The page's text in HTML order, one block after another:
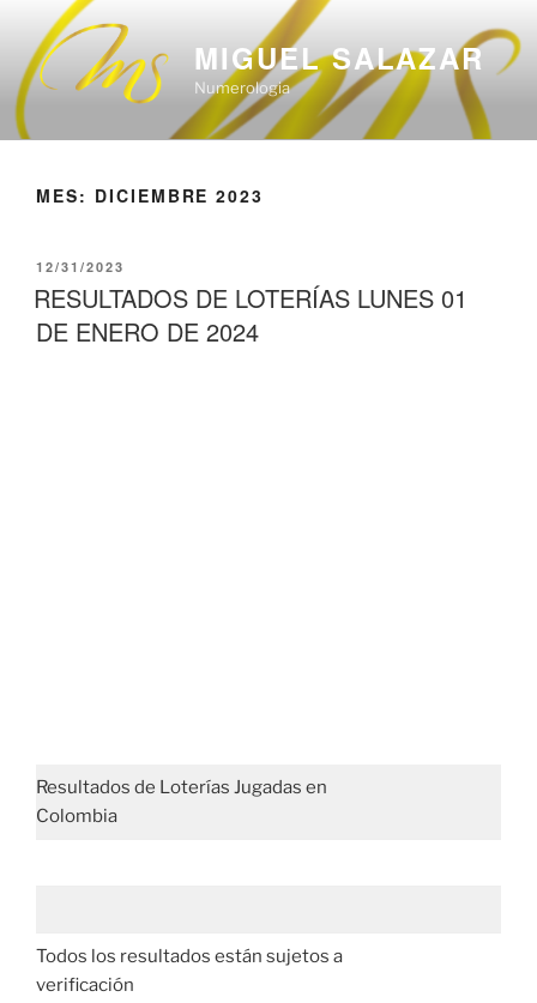
contenido
MIGUEL SALAZAR
Numerologia
MES: DICIEMBRE 2023
PUBLICADO
EL
12/31/2023
RESULTADOS DE LOTERÍAS LUNES 01
DE ENERO DE 2024
Resultados de Loterías Jugadas en
Colombia
Todos los resultados están sujetos a
verificación